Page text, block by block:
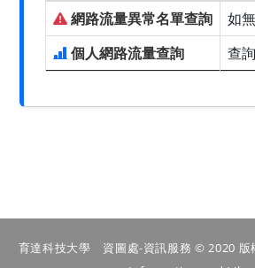
網路流量異常名單查詢
如
個人網路流量查詢
查
育達科技大學 資圖處-資訊服務 © 2020